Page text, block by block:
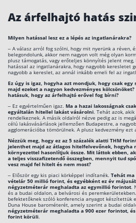
Az árfelhajtó hatás
Milyen hatással lesz ez a lépés az ingatlanárakra?
– A válasz arról fog szólni, hogy mit nyerünk a réven,
belegondolunk, akkor nem nagyon volt még olyan
plusz támogatás, vagy erőteljes könnyítés jelent
hatással az ingatlanárakra, hogy nagyobb keresletet
nagyobb a kereslet, az annál inkább emeli fel az
Ez úgy is igaz, hogyha azt mondjuk, hogy csak
majd ezeket a nagyon kedvezményes
hatásuk, hogy az árfelhajtó erővel fog bírni?
– Ez egyértelműen igaz. Ma a hazai lakosságnak
egyáltalán hitellel lakást vásárolni. Tehát azok,
rendelkeznek. A másik oldalról nézve pedig az is
célú lakásvásárlások jellemzően Budapestre, a
agglomerációba tömörülnek. A plusz kedvezmény
Nézzük meg, hogy ez az 5 százalék alatti THM
jelenthet majd az átlagos hitelfelvevőnek, hogyha
környezettel hasonlítjuk össze. Mit láttok ebben,
a teljes visszafizetendő összegben, mennyit tud
vesz majd fel hitelt és nem most?
– Először egy kis piaci körképpel indítanék. Tehát ma
vételár 50 millió forint, és egyébként ez év
négyzetméterár meghaladta az egymillió forintot.
és a budai oldalon, a belvárosi és
befektetőknek szóló konferencia anyagot készítettük
Duna House barométerét, amely szerint a budai
négyzetméterár meghaladta a 900 ezer forintot,
forint körüli.